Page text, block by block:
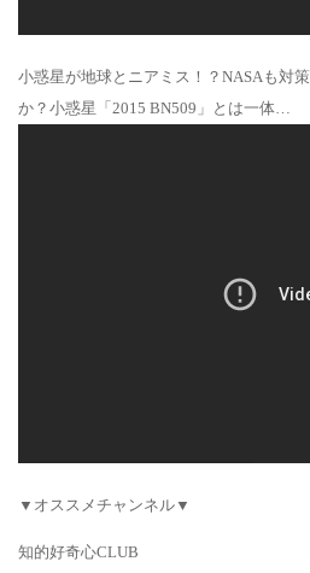
小惑星が地球とニアミス！？NASAも対
か？小惑星「2015 BN509」とは一体…
▼オススメチャンネル▼
知的好奇心CLUB